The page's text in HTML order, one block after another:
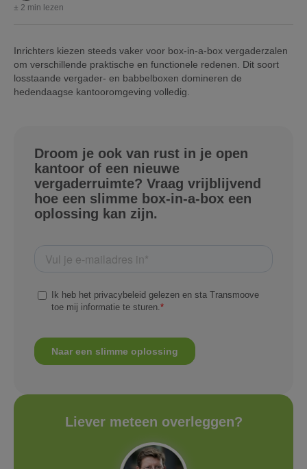
± 2 min lezen
Inrichters kiezen steeds vaker voor box-in-a-box vergaderzalen
om verschillende praktische en functionele redenen. Dit soort
losstaande vergader- en babbelboxen domineren de
hedendaagse kantooromgeving volledig.
Droom je ook van rust in je open
kantoor of een nieuwe
vergaderruimte? Vraag vrijblijvend
hoe een slimme box-in-a-box een
oplossing kan zijn.
Liever meteen overleggen?